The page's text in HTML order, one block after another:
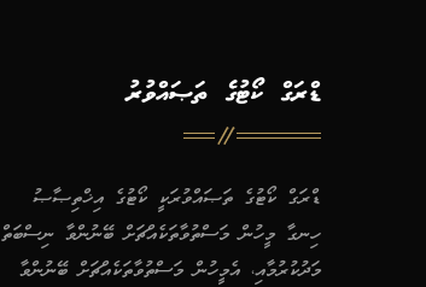
ޑްރަގް ކޯޓުގެ ތަޞައްވުރު
ޑްރަގް ކޯޓުގެ ތަޞައްވުރަކީ ކޯޓުގެ އިޚްތިޞާޞު
ހިނގާ މީހުން މަސްތުވާތަކެއްޗަށް ބޭނުންވާ ނިސްބަތް
މަދުކުރުމާއި، އެމީހުން މަސްތުވާތަކެއްޗަށް ބޭނުންވާ